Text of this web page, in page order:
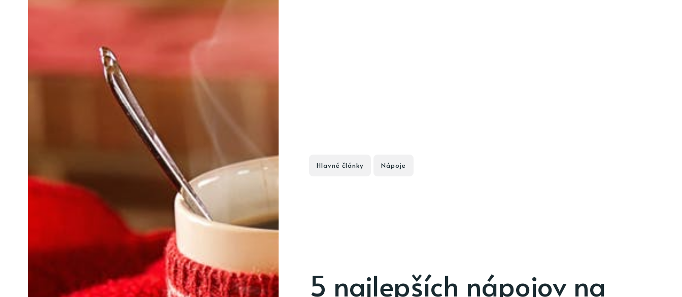
Hlavné články Nápoje
5 najlepších nápojov na